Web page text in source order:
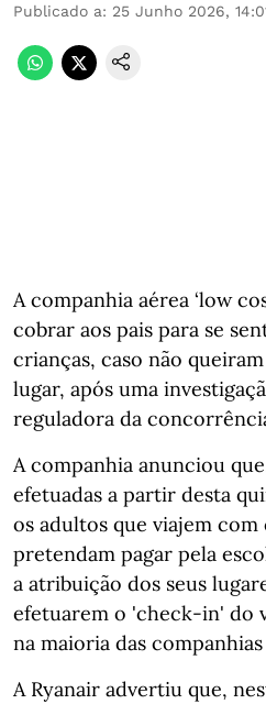
Publicado a: 25 Junho 2026,
A companhia aérea ‘low
cobrar aos pais para se
crianças, caso não
lugar, após uma
reguladora da
A companhia anunciou
efetuadas a partir desta
os adultos que viajem com
pretendam pagar pela
a atribuição dos seus
efetuarem o 'check-in' do
na maioria das
A Ryanair advertiu que,